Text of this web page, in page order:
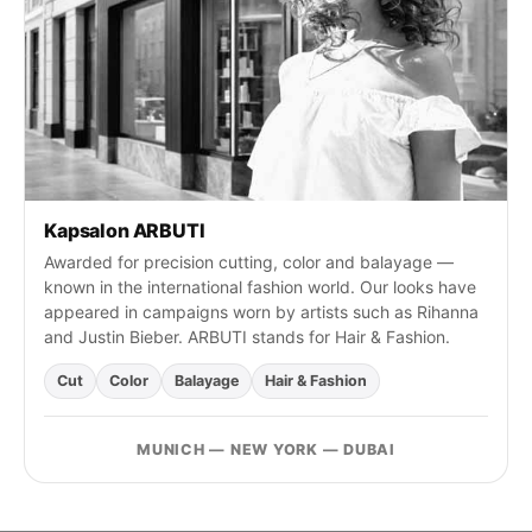
:
Kapsalon ARBUTI
Awarded for precision cutting, color and balayage —
known in the international fashion world. Our looks have
appeared in campaigns worn by artists such as Rihanna
and Justin Bieber. ARBUTI stands for Hair & Fashion.
Cut Color Balayage Hair & Fashion
MUNICH — NEW YORK — DUBAI